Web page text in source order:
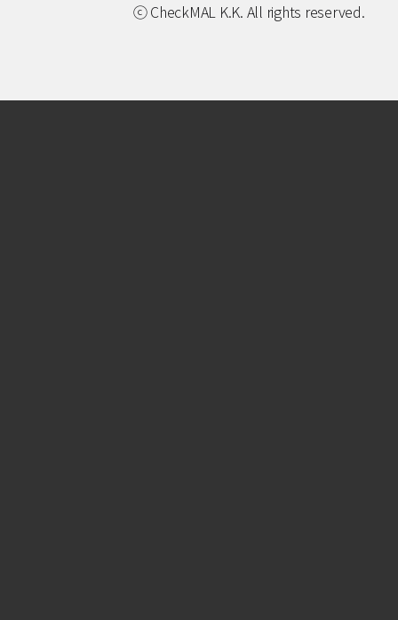
ⓒ CheckMAL K.K. All rights reserved.